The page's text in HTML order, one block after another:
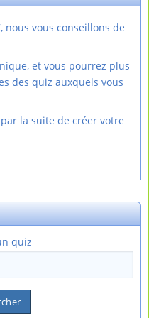
nous vous conseillons de
et vous pourrez plus
des quiz auxquels vous
la suite de créer votre
quiz